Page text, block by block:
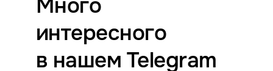
Много
интересного
в нашем Telegram